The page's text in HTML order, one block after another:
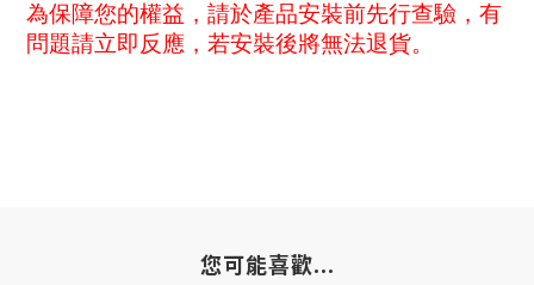
為保障您的權益，請於產品安裝前先行查驗，有
問題請立即反應，若安裝後將無法退貨。
您可能喜歡...